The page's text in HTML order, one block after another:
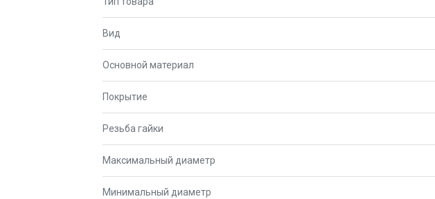
Вид
Основной материал
Покрытие
Резьба гайки
Максимальный диаметр
Минимальный диаметр